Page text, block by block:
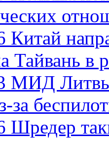
Китай
Тайвань в
МИД Литвы
за
Шредер